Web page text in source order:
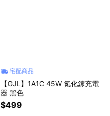
宅配商品
【GJL】1A1C 45W 氮化鎵充電
器 黑色
$499